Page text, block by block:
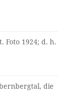
Foto 1924; d. h.
die